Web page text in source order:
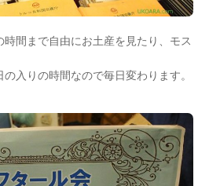
間まで自由にお土産を見たり、モス
入りの時間なので毎日変わります。